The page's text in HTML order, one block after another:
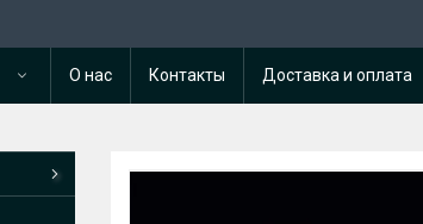
О нас Контакты Доставка и оплата